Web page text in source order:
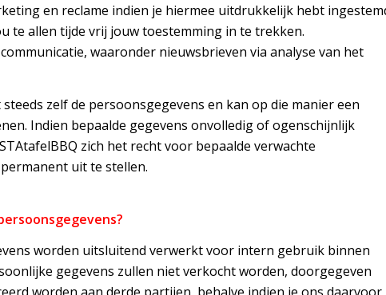
en reclame indien je hiermee uitdrukkelijk hebt
te allen tijde vrij jouw toestemming in te trekken.
waaronder nieuwsbrieven via analyse van het
zelf de persoonsgegevens en kan op die manier een
Indien bepaalde gegevens onvolledig of ogenschijnlijk
zich het recht voor bepaalde verwachte
uit te stellen.
worden uitsluitend verwerkt voor intern gebruik binnen
gegevens zullen niet verkocht worden, doorgegeven